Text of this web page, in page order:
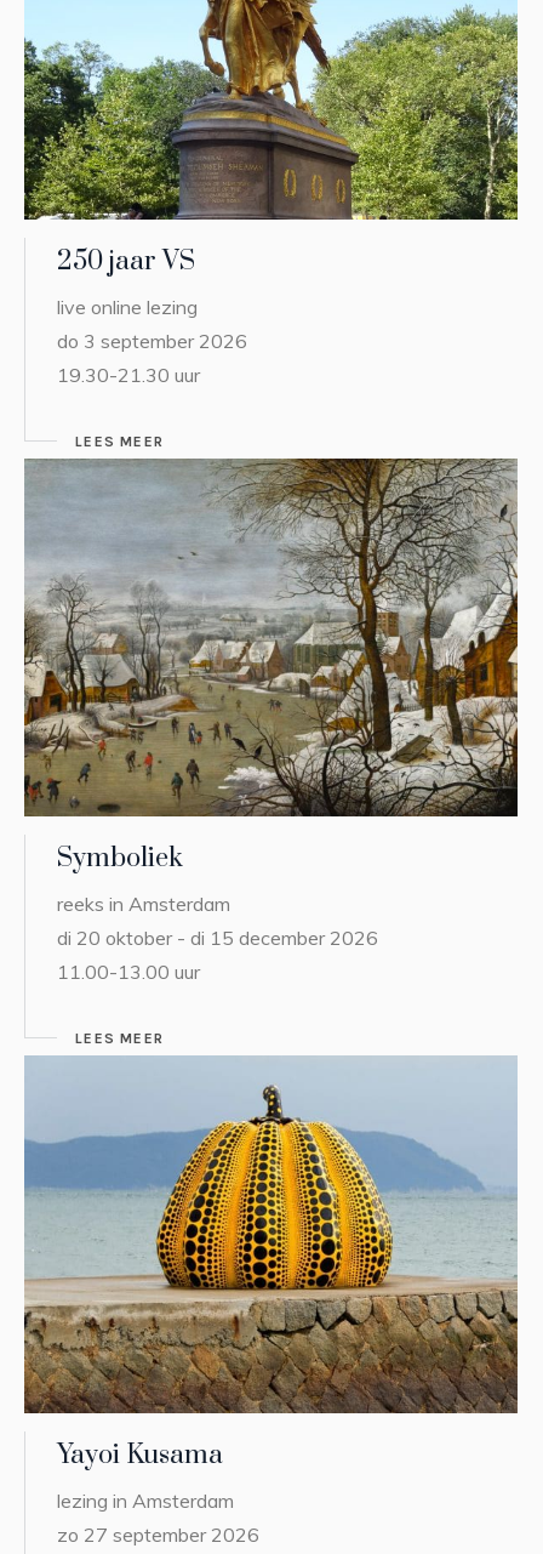
250 jaar VS
live online lezing
do 3 september 2026
19.30-21.30 uur
LEES MEER
Symboliek
reeks in Amsterdam
di 20 oktober - di 15 december 2026
11.00-13.00 uur
LEES MEER
Yayoi Kusama
lezing in Amsterdam
zo 27 september 2026